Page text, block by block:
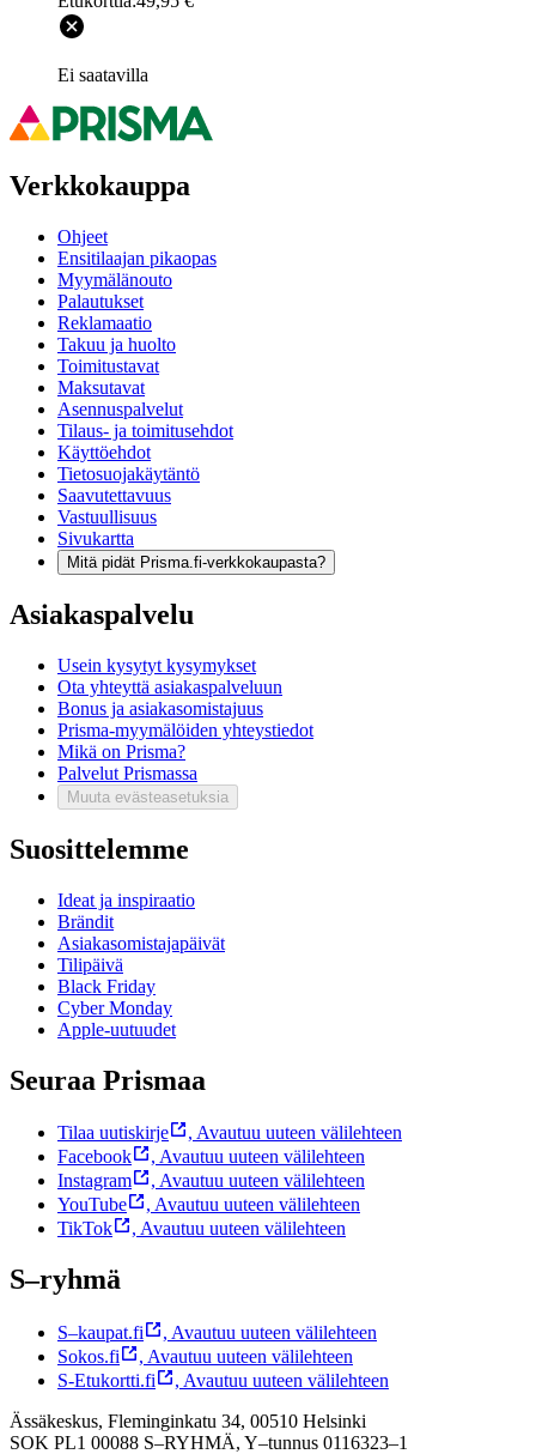
Ei saatavilla
Verkkokauppa
Ohjeet
Ensitilaajan pikaopas
Myymälänouto
Palautukset
Reklamaatio
Takuu ja huolto
Toimitustavat
Maksutavat
Asennuspalvelut
Tilaus- ja toimitusehdot
Käyttöehdot
Tietosuojakäytäntö
Saavutettavuus
Vastuullisuus
Sivukartta
Mitä pidät Prisma.fi-verkkokaupasta?
Asiakaspalvelu
Usein kysytyt kysymykset
Ota yhteyttä asiakaspalveluun
Bonus ja asiakasomistajuus
Prisma-myymälöiden yhteystiedot
Mikä on Prisma?
Palvelut Prismassa
Muuta evästeasetuksia
Suosittelemme
Ideat ja inspiraatio
Brändit
Asiakasomistajapäivät
Tilipäivä
Black Friday
Cyber Monday
Apple-uutuudet
Seuraa Prismaa
Tilaa uutiskirje , Avautuu uuteen välilehteen
Facebook
, Avautuu uuteen välilehteen
Instagram
, Avautuu uuteen välilehteen
YouTube
, Avautuu uuteen välilehteen
TikTok
, Avautuu uuteen välilehteen
S–ryhmä
S–kaupat.fi , Avautuu uuteen välilehteen
Sokos.fi
, Avautuu uuteen välilehteen
S-Etukortti.fi
, Avautuu uuteen välilehteen
Ässäkeskus, Fleminginkatu 34, 00510 Helsinki
SOK PL1 00088 S–RYHMÄ, Y–tunnus 0116323–1